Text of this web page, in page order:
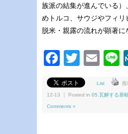
族派の結集が進んでいる）
めトルコ、サウジやフィリ
脱米・親露の流れが顕著に
Twitter
List 投
12-13 ｜ Posted in 05.瓦解する基
Comments »